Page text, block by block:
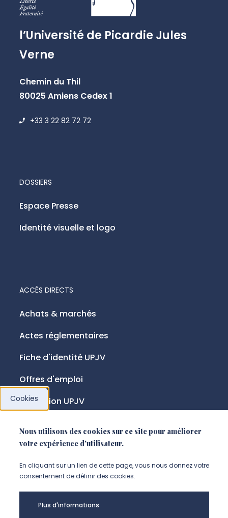
l’Université de Picardie Jules
Verne
Chemin du Thil
80025 Amiens Cedex 1
+33 3 22 82 72 72
ACCÈS DIRECTS
Achats & marchés
Actes réglementaires
Fiche d'identité UPJV
Offres d'emploi
Fondation UPJV
DOSSIERS
Espace Presse
Identité visuelle et logo
NOUS SUIVRE
Suivez-nous sur instagram
Suivez-nous sur linkedin
Suivez-nous sur
Mentions légales
Cookies
Nous utilisons des cookies sur ce site pour améliorer
votre expérience d'utilisateur.
En cliquant sur un lien de cette page, vous nous donnez votre
consentement de définir des cookies.
Plus d'informations